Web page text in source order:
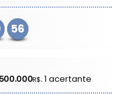
56
R$. 1 acertante